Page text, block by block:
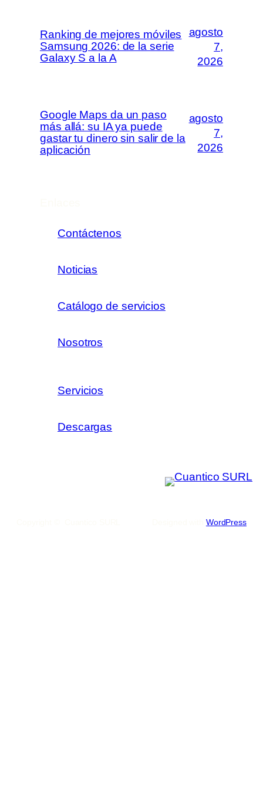
Ranking de mejores móviles
Samsung 2026: de la serie
Galaxy S a la A
agosto
7,
2026
Google Maps da un paso
más allá: su IA ya puede
gastar tu dinero sin salir de la
aplicación
agosto
7,
2026
Contáctenos
Noticias
Catálogo de servicios
Nosotros
Servicios
Descargas
WordPress